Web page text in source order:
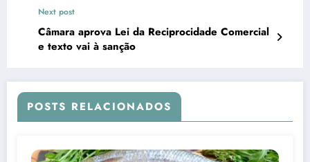
Next post
Câmara aprova Lei da Reciprocidade Comercial
e texto vai à sanção
POSTS RELACIONADOS